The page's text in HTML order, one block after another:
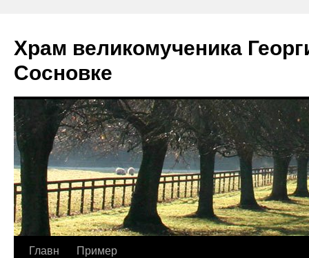
Храм великомученика
Сосновке
Перейти
Главн
Пример